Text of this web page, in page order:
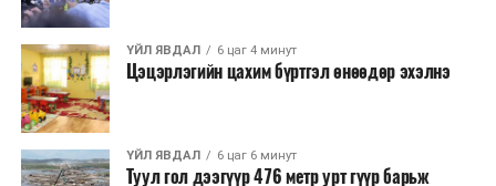
ҮЙЛ ЯВДАЛ 6 цаг 4 минут
Цэцэрлэгийн цахим бүртгэл өнөөдөр эхэлнэ
ҮЙЛ ЯВДАЛ 6 цаг 6 минут
Туул гол дээгүүр 476 метр урт гүүр барьж